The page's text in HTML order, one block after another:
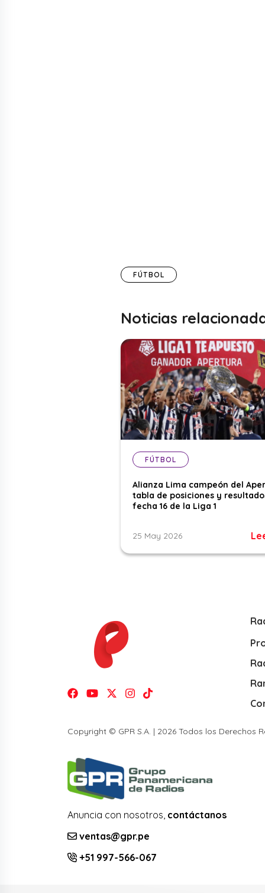
FÚTBOL
Noticias
FÚTBOL
Alianza Lima campeón del
tabla de posiciones y
fecha 16 de la Liga 1
25 May 2026
Copyright © GPR S.A. | 2026 Todos los Derechos
Anuncia con nosotros, contáctanos
ventas@gpr.pe
+51 997-566-067